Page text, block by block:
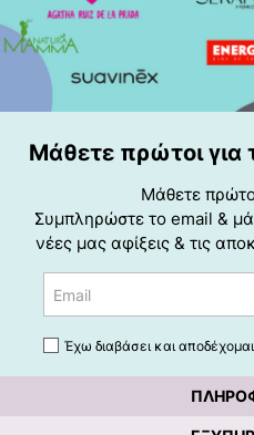
Μάθετε πρώτοι για
Μάθετε
Συμπληρώστε το email &
νέες μας αφίξεις & τις
Έχω διαβάσει και